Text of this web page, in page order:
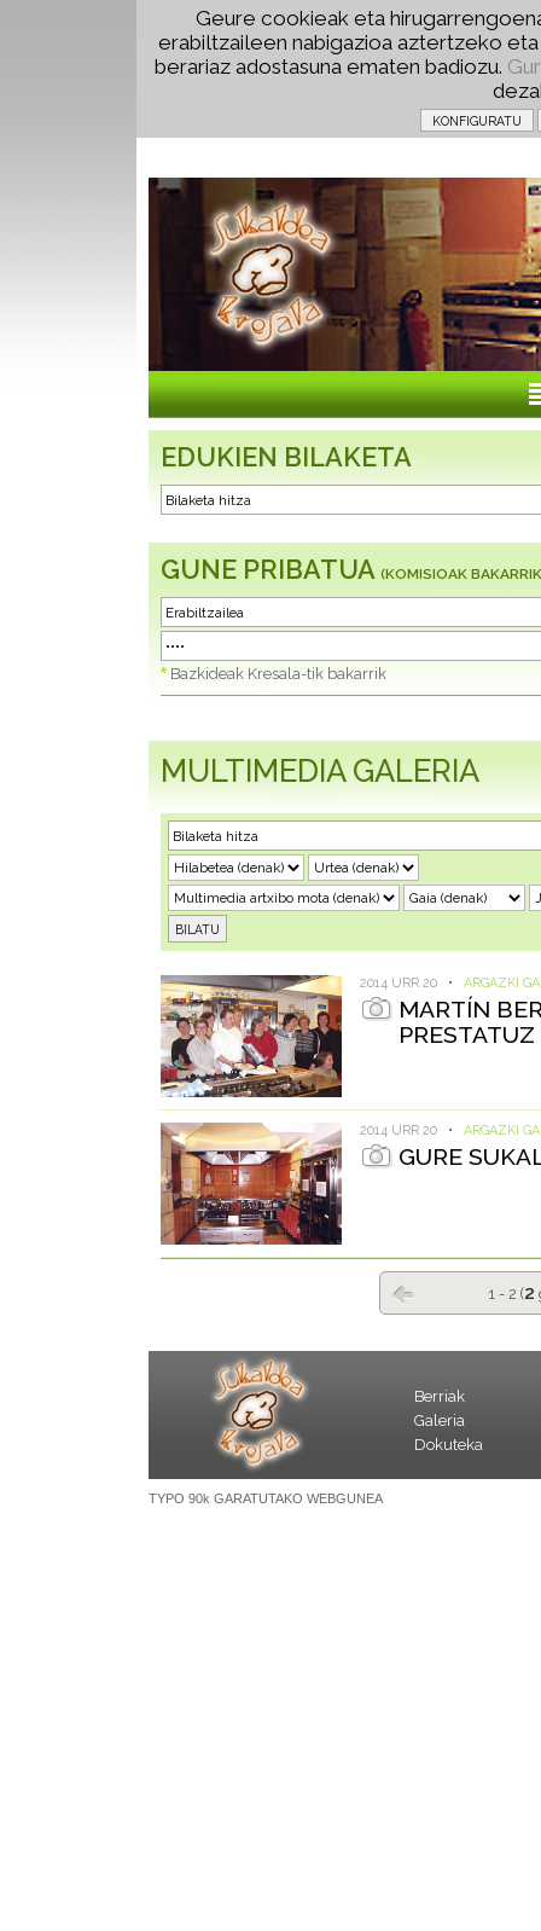
Geure cookieak eta
erabiltzaileen nabigazioa aztertzeko
berariaz adostasuna ematen badiozu.
EDUKIEN BILAKETA
GUNE PRIBATUA (KOMISIOAK
* Bazkideak Kresala-tik bakarrik
MULTIMEDIA GALERIA
2014 URR 20 • ARGAZKI
MARTÍN
PRESTATUZ
2014 URR 20 • ARGAZKI
GURE
1 - 2 (2
Berriak
Galeria
Dokuteka
TYPO 90k GARATUTAKO WEBGUNEA